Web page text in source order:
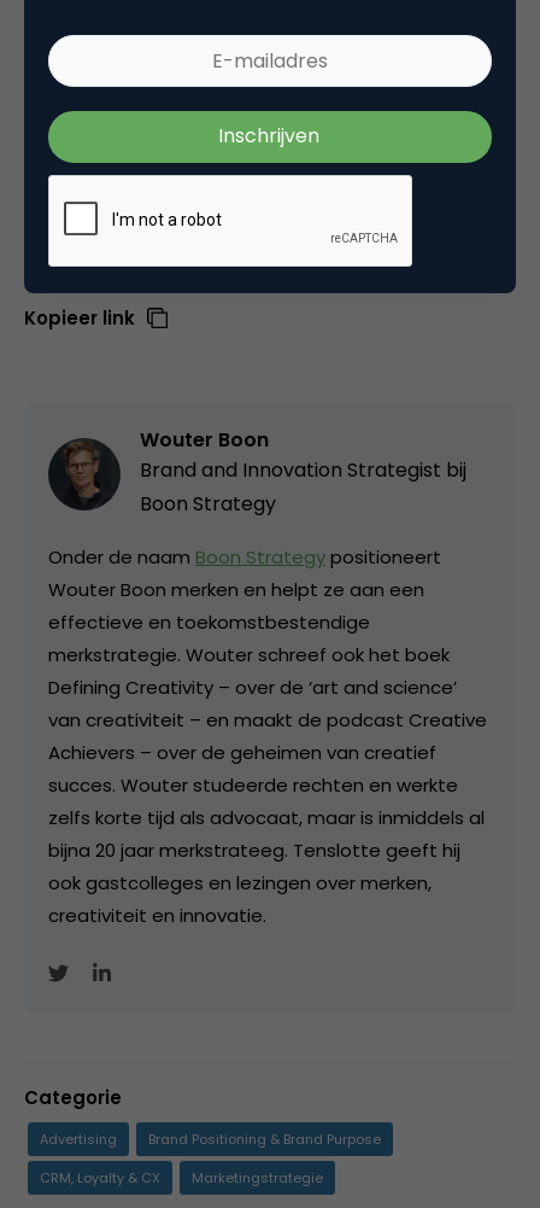
goed aan je marketing altijd te laten beginnen bij
het vervullen van een klantbehoefte. Want een blije
klant is uiteindelijk de meest waardevolle klant.
Deel dit artikel
Kopieer link
Wouter Boon
Brand and Innovation Strategist bij
Boon Strategy
Onder de naam Boon Strategypositioneert
Wouter Boon merken en helpt ze aan een
effectieve en toekomstbestendige
merkstrategie. Wouter schreef ook het boek
Defining Creativity – over de ‘art and science’
van creativiteit – en maakt de podcast Creative
Achievers – over de geheimen van creatief
succes. Wouter studeerde rechten en werkte
zelfs korte tijd als advocaat, maar is inmiddels al
bijna 20 jaar merkstrateeg. Tenslotte geeft hij
ook gastcolleges en lezingen over merken,
creativiteit en innovatie.
Categorie
Advertising
Brand Positioning & Brand Purpose
CRM, Loyalty & CX
Marketingstrategie